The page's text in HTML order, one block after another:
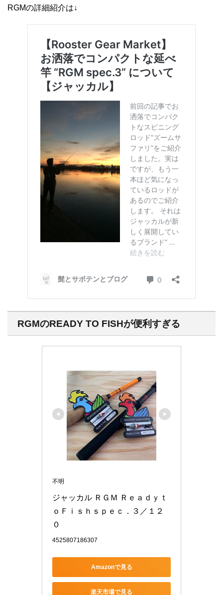
RGMの詳細紹介は↓
RGMのREADY TO FISHが便利すぎる
不明
ジャッカル ＲＧＭ Ｒｅａｄｙｔ
ｏＦｉｓｈｓｐｅｃ．３／１２
０
4525807186307
Amazonで見る
楽天市場で見る